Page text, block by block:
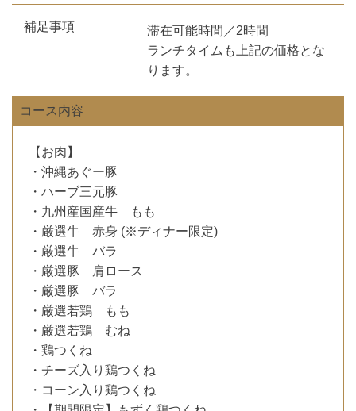
補足事項
滞在可能時間／2時間
ランチタイムも上記の価格とな
ります。
コース内容
【お肉】
・沖縄あぐー豚
・ハーブ三元豚
・九州産国産牛 もも
・厳選牛 赤身 (※ディナー限定)
・厳選牛 バラ
・厳選豚 肩ロース
・厳選豚 バラ
・厳選若鶏 もも
・厳選若鶏 むね
・鶏つくね
・チーズ入り鶏つくね
・コーン入り鶏つくね